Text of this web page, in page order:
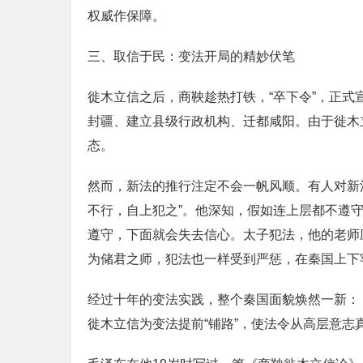
权威作保障。
三、取信于民：变法开局的精妙伏笔
徙木立信之后，商鞅趁热打铁，“卒下令”，正
封疆、建立县级行政机构、迁都咸阳。由于徙
态。
然而，新法的推行注定不会一帆风顺。有人对
不行，自上犯之”。他深知，假如连上层都不遵
遵守，下面就会失去信心。太子犯法，他的老
为储君之师，犯法也一样受到严惩，在秦国上
经过十年的变法实践，整个秦国面貌焕然一新
徙木立信为变法提前“铺路”，使法令从高层意